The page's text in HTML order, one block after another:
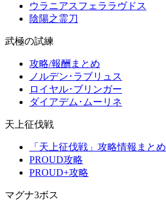
ウラニアスフェララヴドス
陰陽之霊刀
武極の試練
攻略/報酬まとめ
ノルデン･ラブリュス
ロイヤル･ブリンガー
ダイアデム･ムーリネ
天上征伐戦
「天上征伐戦」攻略情報まとめ
PROUD攻略
PROUD+攻略
マグナ3ボス